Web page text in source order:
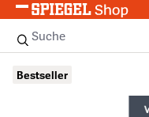
Zum Hauptinhalt springen
Suche
Bestseller